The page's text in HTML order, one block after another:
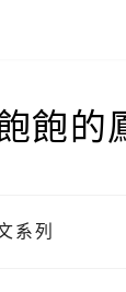
飽的
系列